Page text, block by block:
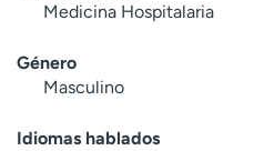
Medicina Hospitalaria
Género
Masculino
Idiomas hablados